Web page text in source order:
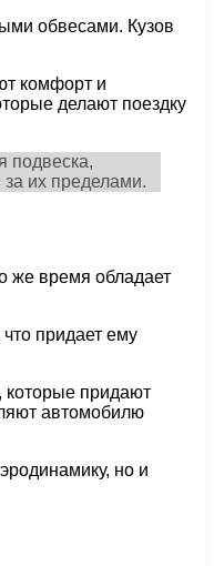
обвесами. Кузов
комфорт и
делают поездку
подвеска,
их пределами.
же время обладает
придает ему
которые придают
автомобилю
но и